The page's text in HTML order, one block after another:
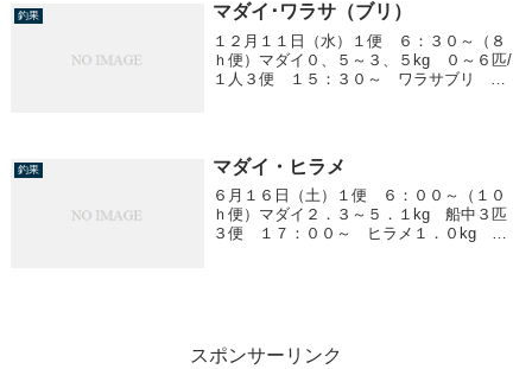
釣果 マダイ･ワラサ（ブリ）
１２月１１日（水）１便 ６：３０～（８
ｈ便）マダイ０、５～３、５kg ０～６匹/
１人３便 １５：３０～ ワラサブリ
釣果 マダイ・ヒラメ
６月１６日（土）１便 ６：００～（１０
ｈ便）マダイ２．３～５．１kg 船中３匹
３便 １７：００～ ヒラメ１．０kg 船
スポンサーリンク